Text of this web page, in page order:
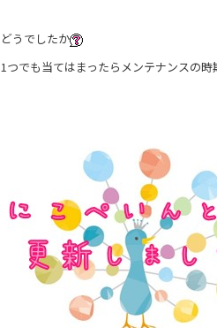
どうでしたか
1つでも当てはまったらメンテナンスの